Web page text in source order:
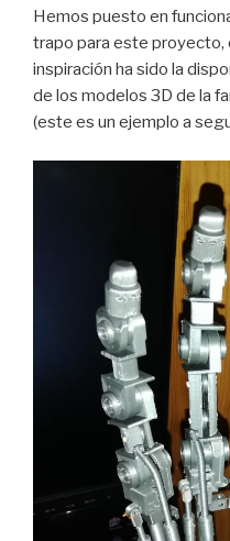
Hemos puesto en
trapo para este proyecto,
inspiración ha sido la
de los modelos 3D de la
(este es un ejemplo a